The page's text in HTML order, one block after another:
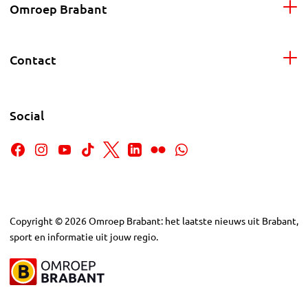
Omroep Brabant
Contact
Social
Copyright © 2026Omroep Brabant: het laatste nieuws uit Brabant,
sport en informatie uit jouw regio.